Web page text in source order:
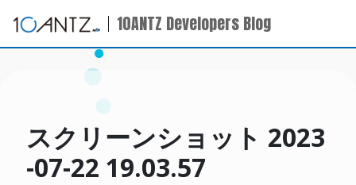
10ANTZ Developers Blog
スクリーンショット 2023
-07-22 19.03.57